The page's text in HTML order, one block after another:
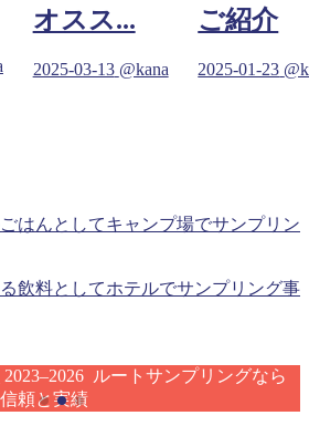
オスス...
2025-03-13 @kana
ご紹介
2025-01-23
はんとしてキャンプ場でサンプリン
飲料としてホテルでサンプリング事
2023–2026 ルートサンプリングなら
頼と実績